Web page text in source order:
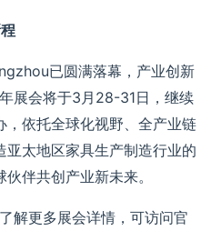
已圆满落幕， 产业创新
年展会将于3月 28-31日 ，继续
依托全球化视野、全产业链
太地区家具生产制造行业的
伙伴共创产业新未来。
解更多展会详情，可访问官